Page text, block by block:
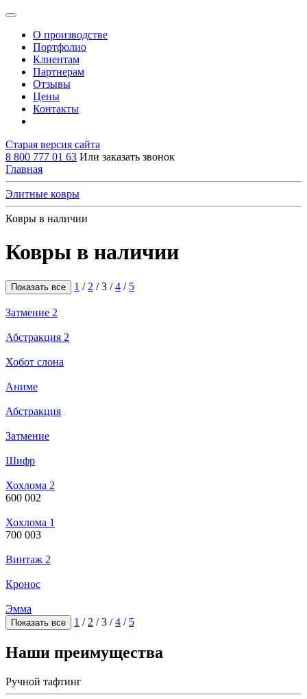
О производстве
Портфолио
Клиентам
Партнерам
Отзывы
Цены
Контакты
Старая версия сайта
8 800 777 01 63 Или заказать звонок
Главная
Элитные ковры
Ковры в наличии
Ковры в наличии
1 / 2 / 3 / 4 / 5
Затмение 2
Абстракция 2
Хобот слона
Аниме
Абстракция
Затмение
Шифр
Хохлома 2
600 002
Хохлома 1
700 003
Винтаж 2
Кронос
Эмма
1 / 2 / 3 / 4 / 5
Наши преимущества
Ручной тафтинг